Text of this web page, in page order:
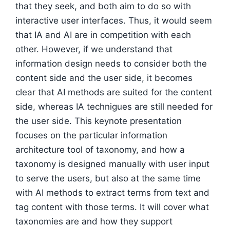
that they seek, and both aim to do so with
interactive user interfaces. Thus, it would seem
that IA and AI are in competition with each
other. However, if we understand that
information design needs to consider both the
content side and the user side, it becomes
clear that AI methods are suited for the content
side, whereas IA technigues are still needed for
the user side. This keynote presentation
focuses on the particular information
architecture tool of taxonomy, and how a
taxonomy is designed manually with user input
to serve the users, but also at the same time
with AI methods to extract terms from text and
tag content with those terms. It will cover what
taxonomies are and how they support